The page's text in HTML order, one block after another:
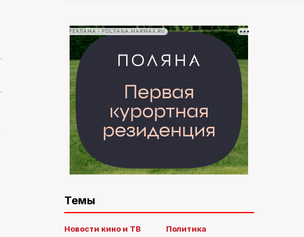
РЕКЛАМА • POLYANA.MARMAX.RU
Темы
Новости кино и ТВ Политика